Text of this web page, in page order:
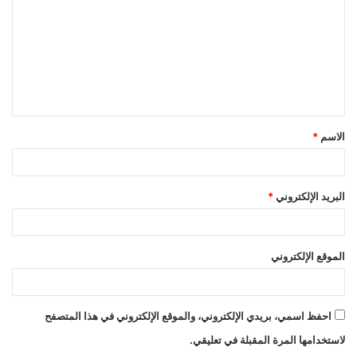
ق
*
الاسم *
البريد الإلكتروني *
الموقع الإلكتروني
احفظ اسمي، بريدي الإلكتروني، والموقع الإلكتروني في هذا المتصفح
لاستخدامها المرة المقبلة في تعليقي.